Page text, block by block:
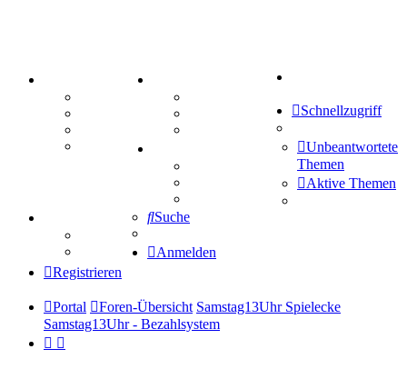
Mastodon
Treffenübersicht
Zitatesammlung
Schiffe versenken
Tipprunde
Comunio
Schnellzugriff
Unbeantwortete
Themen
Aktive Themen
Suche
Anmelden
Registrieren
Portal Foren-Übersicht Samstag13Uhr Spielecke
Samstag13Uhr - Bezahlsystem